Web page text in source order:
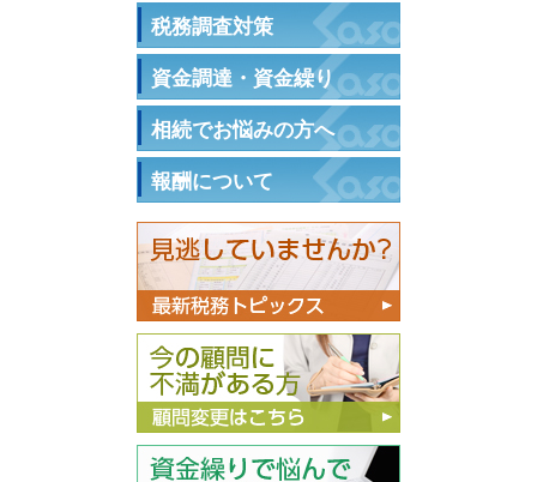
税務調査対策
資金調達・資金繰り
相続でお悩みの方へ
報酬について